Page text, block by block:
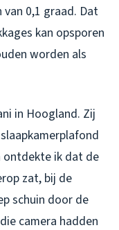
0,1 graad. Dat
kan opsporen
worden als
in Hoogland. Zij
ontdekte ik dat de
zat, bij de
schuin door de
camera hadden